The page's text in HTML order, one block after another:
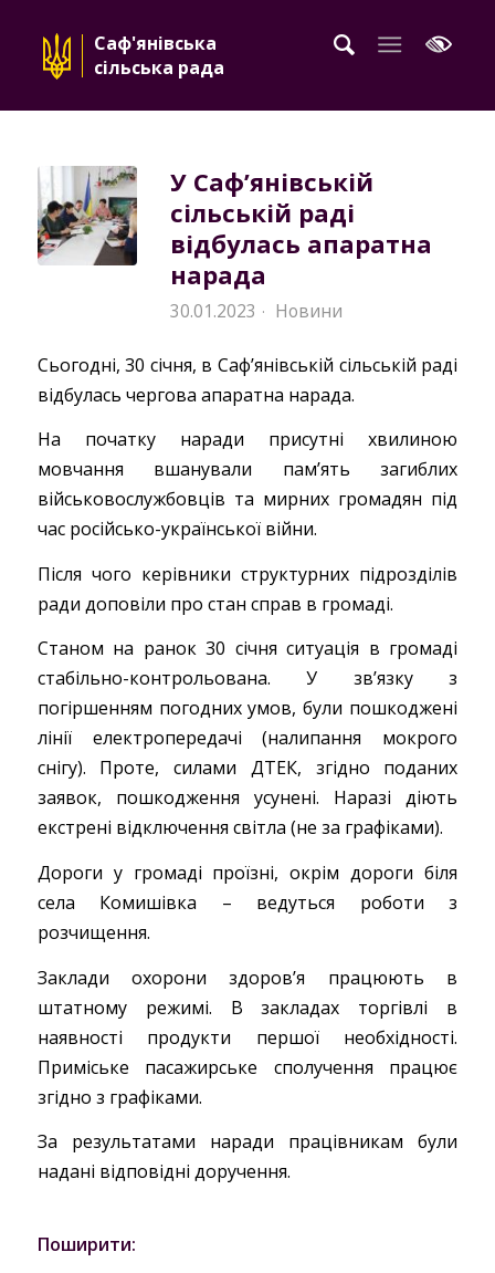
Саф'янівська
сільська рада
У Саф’янівській
сільській раді
відбулась апаратна
нарада
30.01.2023 · Новини
Сьогодні, 30 січня, в Саф’янівській сільській раді
відбулась чергова апаратна нарада.
На початку наради присутні хвилиною
мовчання вшанували пам’ять загиблих
військовослужбовців та мирних громадян під
час російсько-української війни.
Після чого керівники структурних підрозділів
ради доповіли про стан справ в громаді.
Станом на ранок 30 січня ситуація в громаді
стабільно-контрольована. У зв’язку з
погіршенням погодних умов, були пошкоджені
лінії електропередачі (налипання мокрого
снігу). Проте, силами ДТЕК, згідно поданих
заявок, пошкодження усунені. Наразі діють
екстрені відключення світла (не за графіками).
Дороги у громаді проїзні, окрім дороги біля
села Комишівка – ведуться роботи з
розчищення.
Заклади охорони здоров’я працюють в
штатному режимі. В закладах торгівлі в
наявності продукти першої необхідності.
Приміське пасажирське сполучення працює
згідно з графіками.
За результатами наради працівникам були
надані відповідні доручення.
Поширити: